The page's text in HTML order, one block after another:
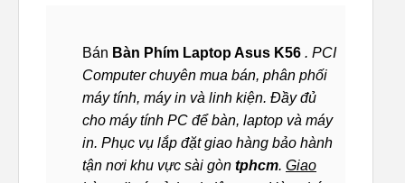
Bán Bàn Phím Laptop Asus K56 . PCI
Computer chuyên mua bán, phân phối
máy tính, máy in và linh kiện. Đầy đủ
cho máy tính PC để bàn, laptop và máy
in. Phục vụ lắp đặt giao hàng bảo hành
tận nơi khu vực sài gòn tphcm. Giao